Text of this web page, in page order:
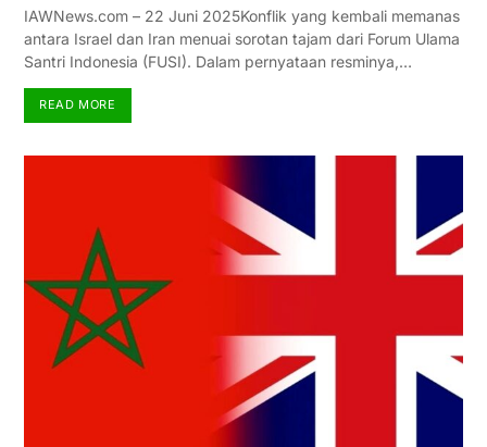
IAWNews.com – 22 Juni 2025Konflik yang kembali memanas
antara Israel dan Iran menuai sorotan tajam dari Forum Ulama
Santri Indonesia (FUSI). Dalam pernyataan resminya,…
READ MORE